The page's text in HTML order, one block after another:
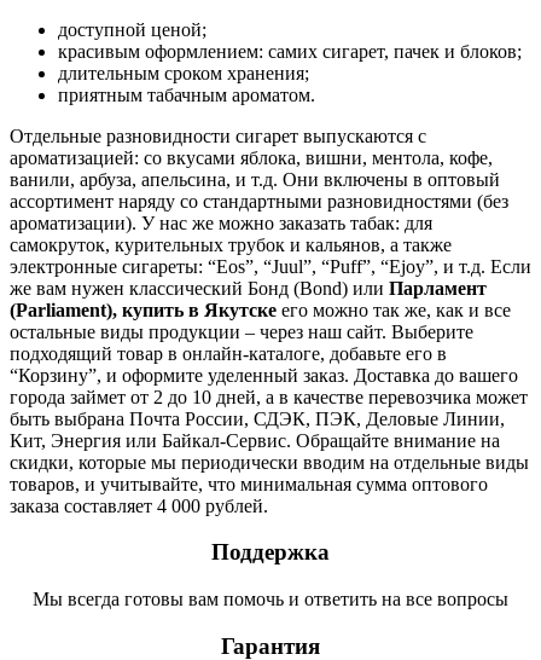
доступной ценой;
красивым оформлением: самих сигарет, пачек и блоков;
длительным сроком хранения;
приятным табачным ароматом.
Отдельные разновидности сигарет выпускаются с
ароматизацией: со вкусами яблока, вишни, ментола, кофе,
ванили, арбуза, апельсина, и т.д. Они включены в оптовый
ассортимент наряду со стандартными разновидностями (без
ароматизации). У нас же можно заказать табак: для
самокруток, курительных трубок и кальянов, а также
электронные сигареты: “Eos”, “Juul”, “Puff”, “Ejoy”, и т.д. Если
же вам нужен классический Бонд (Bond) или Парламент
(Parliament), купить в Якутске его можно так же, как и все
остальные виды продукции – через наш сайт. Выберите
подходящий товар в онлайн-каталоге, добавьте его в
“Корзину”, и оформите уделенный заказ. Доставка до вашего
города займет от 2 до 10 дней, а в качестве перевозчика может
быть выбрана Почта России, СДЭК, ПЭК, Деловые Линии,
Кит, Энергия или Байкал-Сервис. Обращайте внимание на
скидки, которые мы периодически вводим на отдельные виды
товаров, и учитывайте, что минимальная сумма оптового
заказа составляет 4 000 рублей.
Поддержка
Мы всегда готовы вам помочь и ответить на все вопросы
Гарантия